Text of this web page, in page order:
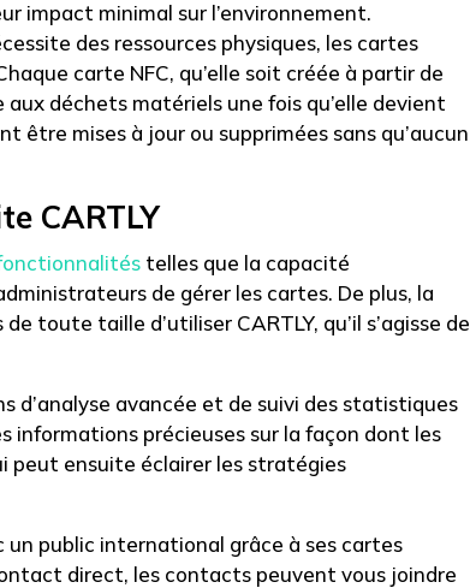
impact minimal sur l’environnement.
des ressources physiques, les cartes
carte NFC, qu’elle soit créée à partir de
déchets matériels une fois qu’elle devient
être mises à jour ou supprimées sans qu’aucun
CARTLY
telles que la capacité
de gérer les cartes. De plus, la
toute taille d’utiliser CARTLY, qu’il s’agisse de
d’analyse avancée et de suivi des statistiques
informations précieuses sur la façon dont les
peut ensuite éclairer les stratégies
un public international grâce à ses cartes
direct, les contacts peuvent vous joindre